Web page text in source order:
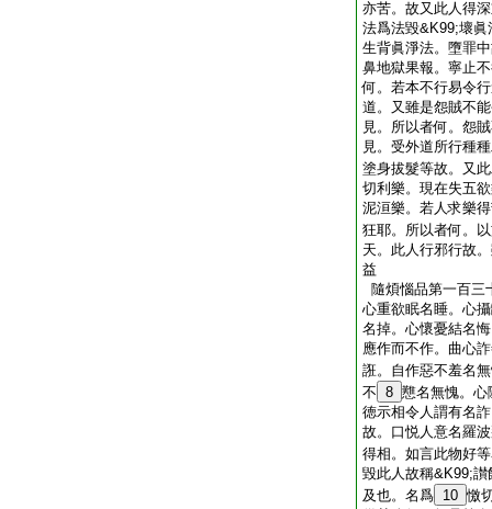
亦苦。故又此人得
法爲法毀&K99;壞
生背眞淨法。墮罪
鼻地獄果報。寧止
何。若本不行易令
道。又雖是怨賊不
見。所以者何。怨
見。受外道所行種
塗身拔髮等故。又
切利樂。現在失五
泥洹樂。若人求樂
狂耶。所以者何。
天。此人行邪行故
益
隨煩惱品第一百三
心重欲眠名睡。心
名掉。心懷憂結名
應作而不作。曲心
誑。自作惡不羞名
不 8 戁名無愧。心
徳示相令人謂有名
故。口悦人意名羅
得相。如言此物好
毀此人故稱&K99;
及也。名爲 10 憿